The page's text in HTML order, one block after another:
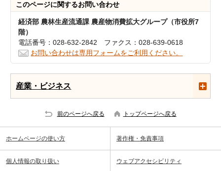
このページに関するお問い合わせ
経済部 農林生産流通課 農産物消費拡大グループ（市役所7
階）
電話番号：028-632-2842 ファクス：028-639-0618
お問い合わせは専用フォームをご利用ください。
産業・ビジネス
前のページへ戻る トップページへ戻る
ホームページの使い方 著作権・免責事項
個人情報の取り扱い ウェブアクセシビリティ